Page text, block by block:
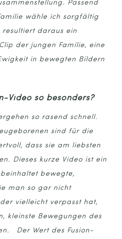
Passend
wähle ich sorgfältig
resultiert daraus ein
der jungen Familie, eine
in bewegten Bildern
Video so besonders?
so rasend schnell.
sind für die
dass sie am liebsten
Dieses kurze Video ist ein
bewegte,
man so gar nicht
vielleicht verpasst hat,
kleinste Bewegungen des
Der Wert des Fusion-